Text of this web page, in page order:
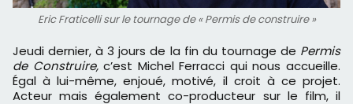
Eric Fraticelli sur le tournage de « Permis de construire »
Jeudi dernier, à 3 jours de la fin du tournage de Permis
de Construire,c’est Michel Ferracci qui nous accueille.
Égal à lui-même, enjoué, motivé, il croit à ce projet.
Acteur mais également co-producteur sur le film, il